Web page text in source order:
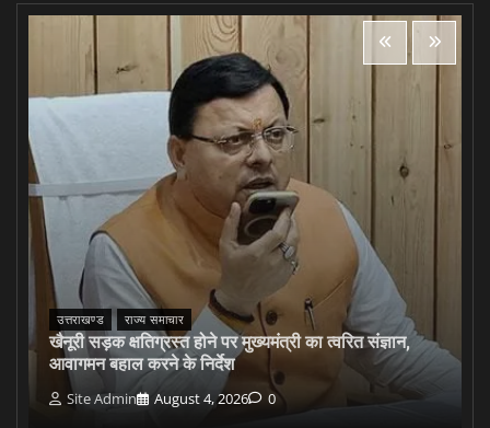
उत्तराखण्ड राज्य समाचार
खैनूरी सड़क क्षतिग्रस्त होने पर मुख्यमंत्री का त्वरित संज्ञान,
आवागमन बहाल करने के निर्देश
Site Admin August 4, 2026 0